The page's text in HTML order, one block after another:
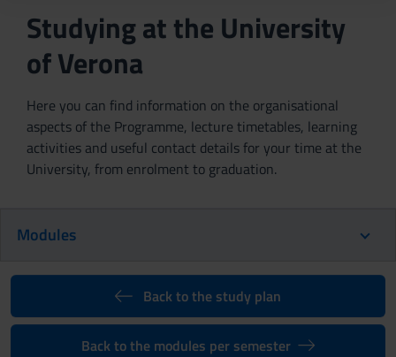
Studying at the University
of Verona
Here you can find information on the organisational
aspects of the Programme, lecture timetables, learning
activities and useful contact details for your time at the
University, from enrolment to graduation.
Modules
Back to the study plan
Back to the modules per semester